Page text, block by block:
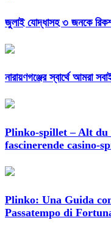
জুলাই যোদ্ধাসহ ৩ জনকে
নারায়ণগঞ্জের স্বার্থে আমরা
Plinko-spillet – Alt
fascinerende casino-
Plinko: Una Guida
Passatempo di